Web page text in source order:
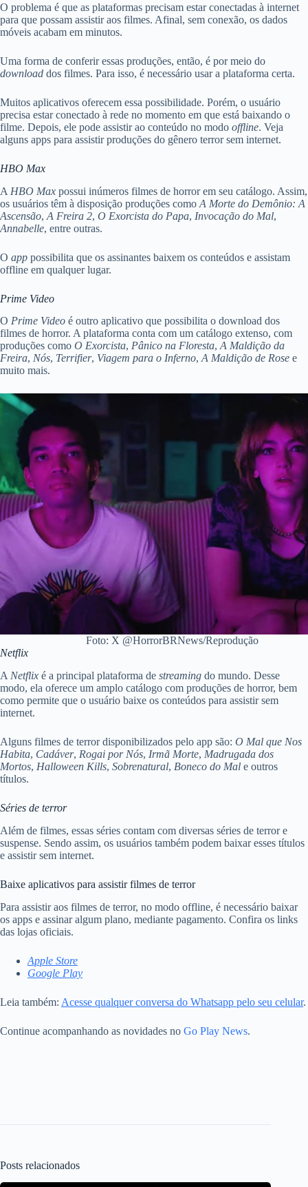
O problema é que as plataformas precisam estar conectadas à internet
para que possam assistir aos filmes. Afinal, sem conexão, os dados
móveis acabam em minutos.
Uma forma de conferir essas produções, então, é por meio do
download dos filmes. Para isso, é necessário usar a plataforma certa.
Muitos aplicativos oferecem essa possibilidade. Porém, o usuário
precisa estar conectado à rede no momento em que está baixando o
filme. Depois, ele pode assistir ao conteúdo no modo offline. Veja
alguns apps para assistir produções do gênero terror sem internet.
HBO Max
A HBO Max possui inúmeros filmes de horror em seu catálogo. Assim,
os usuários têm à disposição produções como A Morte do Demônio: A
Ascensão, A Freira 2, O Exorcista do Papa, Invocação do Mal,
Annabelle, entre outras.
O app possibilita que os assinantes baixem os conteúdos e assistam
offline em qualquer lugar.
Prime Video
O Prime Video é outro aplicativo que possibilita o download dos
filmes de horror. A plataforma conta com um catálogo extenso, com
produções como O Exorcista, Pânico na Floresta, A Maldição da
Freira, Nós, Terrifier, Viagem para o Inferno, A Maldição de Rose e
muito mais.
Foto: X @HorrorBRNews/Reprodução
Netflix
A Netflix é a principal plataforma de streaming do mundo. Desse
modo, ela oferece um amplo catálogo com produções de horror, bem
como permite que o usuário baixe os conteúdos para assistir sem
internet.
Alguns filmes de terror disponibilizados pelo app são: O Mal que Nos
Habita, Cadáver, Rogai por Nós, Irmã Morte, Madrugada dos
Mortos, Halloween Kills, Sobrenatural, Boneco do Mal e outros
títulos.
Séries de terror
Além de filmes, essas séries contam com diversas séries de terror e
suspense. Sendo assim, os usuários também podem baixar esses títulos
e assistir sem internet.
Baixe aplicativos para assistir filmes de terror
Para assistir aos filmes de terror, no modo offline, é necessário baixar
os apps e assinar algum plano, mediante pagamento. Confira os links
das lojas oficiais.
Apple Store
Google Play
Leia também: Acesse qualquer conversa do Whatsapp pelo seu celular.
Continue acompanhando as novidades no Go Play News.
Posts relacionados